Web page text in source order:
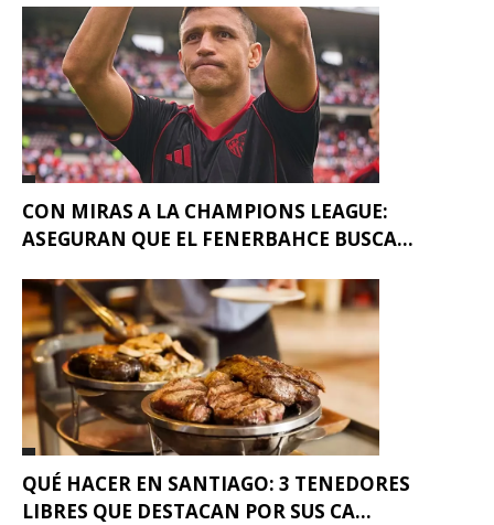
CON MIRAS A LA CHAMPIONS LEAGUE:
ASEGURAN QUE EL FENERBAHCE BUSCA...
QUÉ HACER EN SANTIAGO: 3 TENEDORES
LIBRES QUE DESTACAN POR SUS CA...